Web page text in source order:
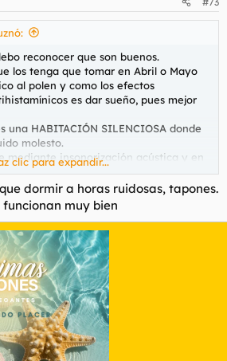
reconocer que son buenos.
los tenga que tomar en Abril o Mayo
al polen y como los efectos
es dar sueño, pues mejor
una HABITACIÓN SILENCIOSA donde
molesto.
mediante insonorización acústica y en
mucha ciencia debido a la cantidad de
en eso?.
clic para expandir...
dormir a horas ruidosas, tapones.
funcionan muy bien